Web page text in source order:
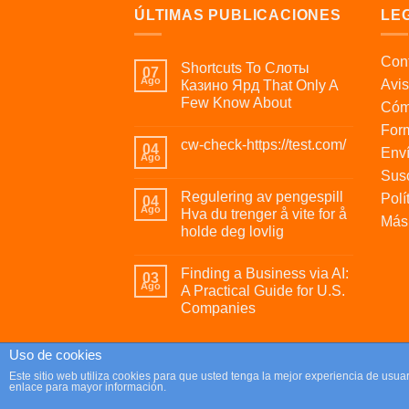
ÚLTIMAS PUBLICACIONES
07
Ago
Shortcuts To Слоты
Казино Ярд That Only A
Few Know About
04
Ago
cw-check-https://test.com/
04
Ago
Regulering av pengespill
Hva du trenger å vite for å
holde deg lovlig
03
Ago
Finding a Business via AI:
A Practical Guide for U.S.
Companies
Copyright 2026 ©Parafrikis.com
Tienda de regalos originales y muy frikis.
Uso de cookies
Este sitio web utiliza cookies para que usted tenga la mejor experiencia de
enlace para mayor información.